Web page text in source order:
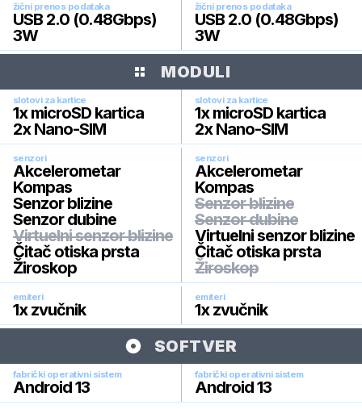
žični prenos podataka
USB 2.0 (0.48Gbps)
3W
žični prenos podataka
USB 2.0 (0.48Gbps)
3W
MODULI
slotovi za kartice
1x microSD kartica
2x Nano-SIM
slotovi za kartice
1x microSD kartica
2x Nano-SIM
senzori
Akcelerometar
Kompas
Senzor blizine
Senzor dubine
Virtuelni senzor blizine
Čitač otiska prsta
Žiroskop
senzori
Akcelerometar
Kompas
Senzor blizine
Senzor dubine
Virtuelni senzor blizine
Čitač otiska prsta
Žiroskop
emiteri
1x zvučnik
emiteri
1x zvučnik
SOFTVER
fabrički operativni sistem
Android 13
fabrički operativni sistem
Android 13